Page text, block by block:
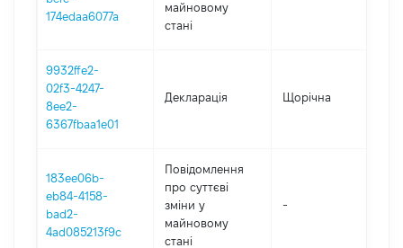
174edaa6077a
майновому
стані
9932ffe2-
02f3-4247-
8ee2-
6367fbaa1e01
Декларація Щорічна
183ee06b-
eb84-4158-
bad2-
4ad085213f9c
Повідомлення
про суттєві
зміни y
майновому
стані
-